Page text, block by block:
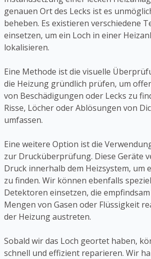
genauen Ort des Lecks ist es
beheben. Es existieren verschiedene
einsetzen, um ein Loch in einer
lokalisieren.
Eine Methode ist die visuelle
die Heizung gründlich prüfen, um
von Beschädigungen oder Lecks zu
Risse, Löcher oder Ablösungen von
umfassen.
Eine weitere Option ist die
zur Drucküberprüfung. Diese Geräte
Druck innerhalb dem Heizsystem, um
zu finden. Wir können ebenfalls
Detektoren einsetzen, die
Mengen von Gasen oder Flüssigkeit
der Heizung austreten.
Sobald wir das Loch geortet haben,
schnell und effizient reparieren. Wir